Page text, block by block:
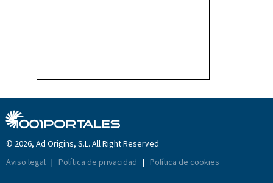
© 2026, Ad Origins, S.L. All Right Reserved
Aviso legal | Política de privacidad | Política de cookies